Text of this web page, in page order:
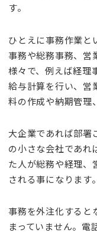
す。
ひとえに事務作業と
事務や総務事務、営
様々で、例えば経理
給与計算を行い、営
料の作成や納期管理
大企業であれば部署
の小さな会社であれ
た人が総務や経理、
される事になります。
事務を外注化すると
まっていません。電